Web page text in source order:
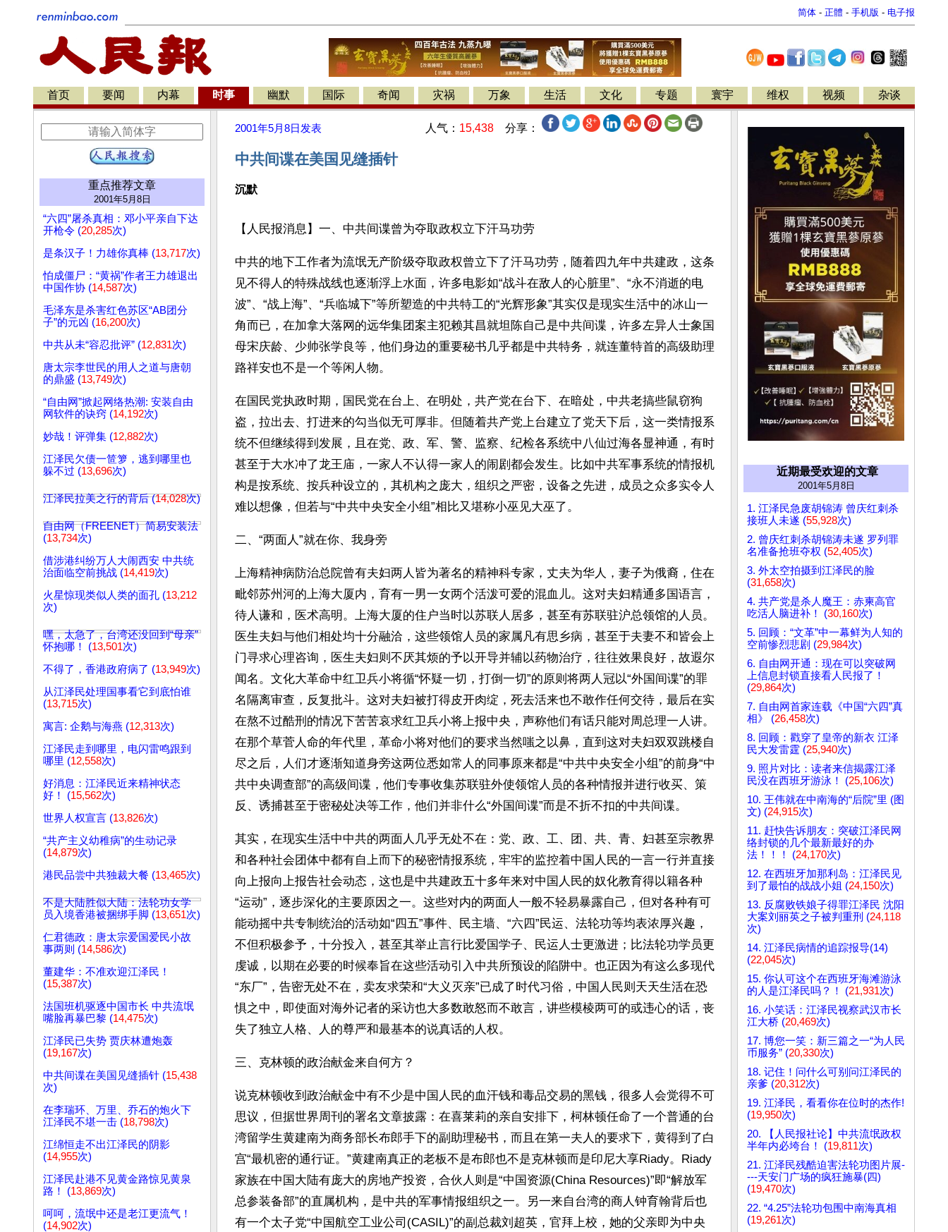
简体 - 正體 - 手机版 - 电子报
首页 要闻 内幕 时事 幽默 国际 奇闻 灾祸 万象 生活 文化 专题 寰宇 维权 视频 杂谈
重点推荐文章
2001年5月8日
“六四”屠杀真相：邓小平亲自下达
开枪令 (20,285次)
是条汉子！力雄你真棒 (13,717次)
怕成僵尸：“黄祸”作者王力雄退出
中国作协 (14,587次)
毛泽东是杀害红色苏区“AB团分
子”的元凶 (16,200次)
中共从未“容忍批评” (12,831次)
唐太宗李世民的用人之道与唐朝
的鼎盛 (13,749次)
“自由网”掀起网络热潮: 安装自由
网软件的诀窍 (14,192次)
妙哉！评弹集 (12,882次)
江泽民欠债一笸箩，逃到哪里也
躲不过 (13,696次)
江泽民拉美之行的背后 (14,028次)
自由网（FREENET）简易安装法
(13,734次)
借涉港纠纷万人大闹西安 中共统
治面临空前挑战 (14,419次)
火星惊现类似人类的面孔 (13,212
次)
嘿，太急了，台湾还没回到“母亲”
怀抱哪！ (13,501次)
不得了，香港政府病了 (13,949次)
从江泽民处理国事看它到底怕谁
(13,715次)
寓言: 企鹅与海燕 (12,313次)
江泽民走到哪里，电闪雷鸣跟到
哪里 (12,558次)
好消息：江泽民近来精神状态
好！ (15,562次)
世界人权宣言 (13,826次)
“共产主义幼稚病”的生动记录
(14,879次)
港民品尝中共独裁大餐 (13,465次)
不是大陆胜似大陆：法轮功女学
员入境香港被捆绑手脚 (13,651次)
仁君德政：唐太宗爱国爱民小故
事两则 (14,586次)
董建华：不准欢迎江泽民！
(15,387次)
法国班机驱逐中国市长 中共流氓
嘴脸再暴巴黎 (14,475次)
江泽民已失势 贾庆林遭炮轰
(19,167次)
中共间谍在美国见缝插针 (15,438
次)
在李瑞环、万里、乔石的炮火下
江泽民不堪一击 (18,798次)
江绵恒走不出江泽民的阴影
(14,955次)
江泽民赴港不见黄金路惊见黄泉
路！ (13,869次)
呵呵，流氓中还是老江更流气！
(14,902次)
2001年5月8日 发表 人气： 15,438 分享：
中共间谍在美国见缝插针
沉默
【人民报消息】一、中共间谍曾为夺取政权立下汗马功劳
中共的地下工作者为流氓无产阶级夺取政权曾立下了汗马功劳，随着四九年中共建政，这条
见不得人的特殊战线也逐渐浮上水面，许多电影如“战斗在敌人的心脏里”、“永不消逝的电
波”、“战上海”、“兵临城下”等所塑造的中共特工的“光辉形象”其实仅是现实生活中的冰山一
角而已，在加拿大落网的远华集团案主犯赖其昌就坦陈自己是中共间谍，许多左异人士象国
母宋庆龄、少帅张学良等，他们身边的重要秘书几乎都是中共特务，就连董特首的高级助理
路祥安也不是一个等闲人物。
在国民党执政时期，国民党在台上、在明处，共产党在台下、在暗处，中共老搞些鼠窃狗
盗，拉出去、打进来的勾当似无可厚非。但随着共产党上台建立了党天下后，这一类情报系
统不但继续得到发展，且在党、政、军、警、监察、纪检各系统中八仙过海各显神通，有时
甚至于大水冲了龙王庙，一家人不认得一家人的闹剧都会发生。比如中共军事系统的情报机
构是按系统、按兵种设立的，其机构之庞大，组织之严密，设备之先进，成员之众多实令人
难以想像，但若与“中共中央安全小组”相比又堪称小巫见大巫了。
二、“两面人”就在你、我身旁
上海精神病防治总院曾有夫妇两人皆为著名的精神科专家，丈夫为华人，妻子为俄裔，住在
毗邻苏州河的上海大厦内，育有一男一女两个活泼可爱的混血儿。这对夫妇精通多国语言，
待人谦和，医术高明。上海大厦的住户当时以苏联人居多，甚至有苏联驻沪总领馆的人员。
医生夫妇与他们相处均十分融洽，这些领馆人员的家属凡有思乡病，甚至于夫妻不和皆会上
门寻求心理咨询，医生夫妇则不厌其烦的予以开导并辅以药物治疗，往往效果良好，故遐尔
闻名。文化大革命中红卫兵小将循“怀疑一切，打倒一切”的原则将两人冠以“外国间谍”的罪
名隔离审查，反复批斗。这对夫妇被打得皮开肉绽，死去活来也不敢作任何交待，最后在实
在熬不过酷刑的情况下苦苦哀求红卫兵小将上报中央，声称他们有话只能对周总理一人讲。
在那个草菅人命的年代里，革命小将对他们的要求当然嗤之以鼻，直到这对夫妇双双跳楼自
尽之后，人们才逐渐知道身旁这两位悉如常人的同事原来都是“中共中央安全小组”的前身“中
共中央调查部”的高级间谍，他们专事收集苏联驻外使领馆人员的各种情报并进行收买、策
反、诱捕甚至于密秘处决等工作，他们并非什么“外国间谍”而是不折不扣的中共间谍。
其实，在现实生活中中共的两面人几乎无处不在：党、政、工、团、共、青、妇甚至宗教界
和各种社会团体中都有自上而下的秘密情报系统，牢牢的监控着中国人民的一言一行并直接
向上报向上报告社会动态，这也是中共建政五十多年来对中国人民的奴化教育得以籍各种
“运动”，逐步深化的主要原因之一。这些对内的两面人一般不轻易暴露自己，但对各种有可
能动摇中共专制统治的活动如“四五”事件、民主墙、“六四”民运、法轮功等均表浓厚兴趣，
不但积极参予，十分投入，甚至其举止言行比爱国学子、民运人士更激进；比法轮功学员更
虔诚，以期在必要的时候奉旨在这些活动引入中共所预设的陷阱中。也正因为有这么多现代
“东厂”，告密无处不在，卖友求荣和“大义灭亲”已成了时代习俗，中国人民则天天生活在恐
惧之中，即使面对海外记者的采访也大多数敢怒而不敢言，讲些模棱两可的或违心的话，丧
失了独立人格、人的尊严和最基本的说真话的人权。
三、克林顿的政治献金来自何方？
说克林顿收到政治献金中有不少是中国人民的血汗钱和毒品交易的黑钱，很多人会觉得不可
思议，但据世界周刊的署名文章披露：在喜莱莉的亲自安排下，柯林顿任命了一个普通的台
湾留学生黄建南为商务部长布郎手下的副助理秘书，而且在第一夫人的要求下，黄得到了白
宫“最机密的通行证。”黄建南真正的老板不是布郎也不是克林顿而是印尼大享Riady。Riady
家族在中国大陆有庞大的房地产投资，合伙人则是“中国资源(China Resources)”即“解放军
总参装备部”的直属机构，是中共的军事情报组织之一。另一来自台湾的商人钟育翰背后也
有一个太子党“中国航空工业公司(CASIL)”的副总裁刘超英，官拜上校，她的父亲即为中央
近期最受欢迎的文章
2001年5月8日
1. 江泽民急废胡锦涛 曾庆红刺杀
接班人未遂 (55,928次)
2. 曾庆红刺杀胡锦涛未遂 罗列罪
名准备抢班夺权 (52,405次)
3. 外太空拍摄到江泽民的脸
(31,658次)
4. 共产党是杀人魔王：赤柬高官
吃活人脑进补！ (30,160次)
5. 回顾：“文革”中一幕鲜为人知的
空前惨烈悲剧 (29,984次)
6. 自由网开通：现在可以突破网
上信息封锁直接看人民报了！
(29,864次)
7. 自由网首家连载《中国“六四”真
相》 (26,458次)
8. 回顾：戳穿了皇帝的新衣 江泽
民大发雷霆 (25,940次)
9. 照片对比：读者来信揭露江泽
民没在西班牙游泳！ (25,106次)
10. 王伟就在中南海的“后院”里 (图
文) (24,915次)
11. 赶快告诉朋友：突破江泽民网
络封锁的几个最新最好的办
法！！！ (24,170次)
12. 在西班牙加那利岛：江泽民见
到了最怕的战战小姐 (24,150次)
13. 反腐败铁娘子得罪江泽民 沈阳
大案刘丽英之子被判重刑 (24,118
次)
14. 江泽民病情的追踪报导(14)
(22,045次)
15. 你认可这个在西班牙海滩游泳
的人是江泽民吗？！ (21,931次)
16. 小笑话：江泽民视察武汉市长
江大桥 (20,469次)
17. 博您一笑：新三篇之一“为人民
币服务” (20,330次)
18. 记住！问什么可别问江泽民的
亲爹 (20,312次)
19. 江泽民，看看你在位时的杰作!
(19,950次)
20. 【人民报社论】中共流氓政权
半年内必垮台！ (19,811次)
21. 江泽民残酷迫害法轮功图片展-
---天安门广场的疯狂施暴(四)
(19,470次)
22. “4.25”法轮功包围中南海真相
(19,261次)